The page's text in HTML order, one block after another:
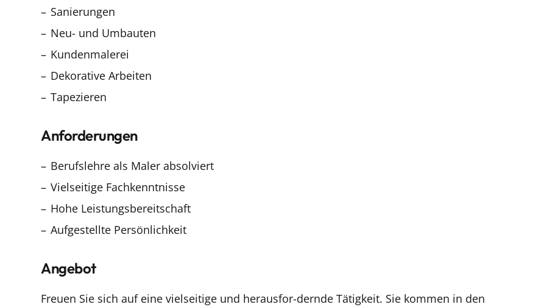
Sanierungen
Neu- und Umbauten
Kundenmalerei
Dekorative Arbeiten
Tapezieren
Anforderungen
Berufslehre als Maler absolviert
Vielseitige Fachkenntnisse
Hohe Leistungsbereitschaft
Aufgestellte Persönlichkeit
Angebot
Freuen Sie sich auf eine vielseitige und herausfor-dernde Tätigkeit. Sie kommen in den